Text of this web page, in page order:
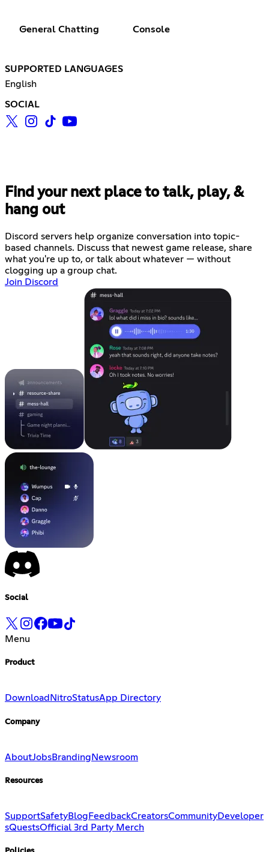
General Chatting Console
SUPPORTED LANGUAGES
English
SOCIAL
Find your next place to talk, play, &
hang out
Discord servers help organize conversation into topic-
based channels. Discuss that newest game release, share
what you're up to, or talk about whatever — without
clogging up a group chat.
Join Discord
Social
Menu
Product
Download NitroStatusApp Directory
Company
AboutJobsBranding Newsroom
Resources
SupportSafetyBlog FeedbackCreatorsCommunityDeveloper
sQuestsOfficial 3rd Party Merch